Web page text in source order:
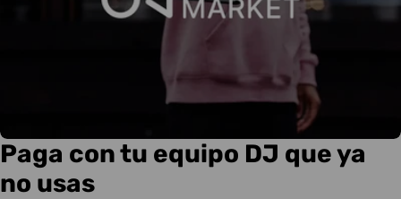
Paga con tu equipo DJ que ya
no usas